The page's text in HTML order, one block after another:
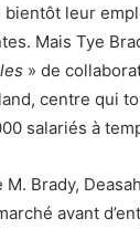
bientôt leur
Mais Tye
» de
centre qui
salariés à
M. Brady,
avant